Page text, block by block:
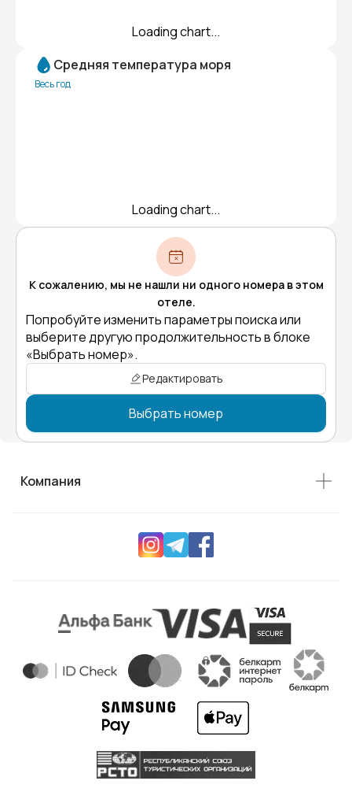
Loading chart...
Средняя температура моря
Весь год
Loading chart...
К сожалению, мы не нашли ни одного номера в этом
отеле.
Попробуйте изменить параметры поиска или
выберите другую продолжительность в блоке
«Выбрать номер».
Редактировать
Выбрать номер
Компания